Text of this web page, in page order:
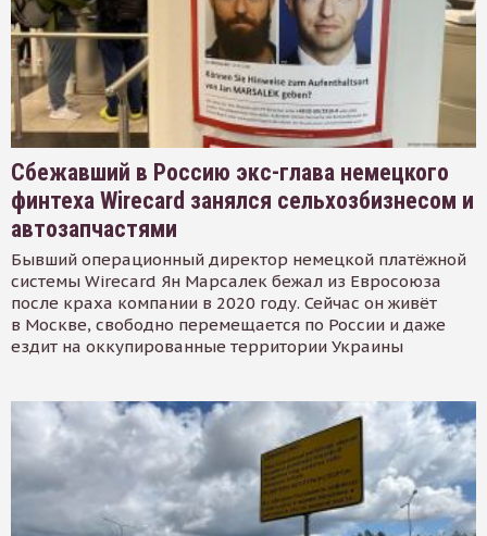
Сбежавший в Россию экс-глава немецкого
финтеха Wirecard занялся сельхозбизнесом и
автозапчастями
Бывший операционный директор немецкой платёжной
системы Wirecard Ян Марсалек бежал из Евросоюза
после краха компании в 2020 году. Сейчас он живёт
в Москве, свободно перемещается по России и даже
ездит на оккупированные территории Украины